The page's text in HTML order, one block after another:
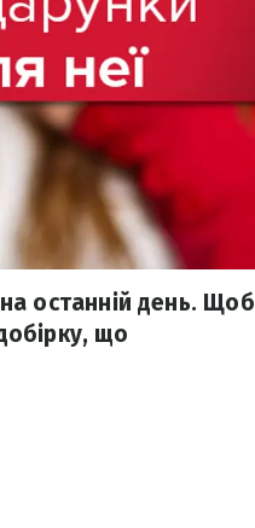
останній день. Щоб
що